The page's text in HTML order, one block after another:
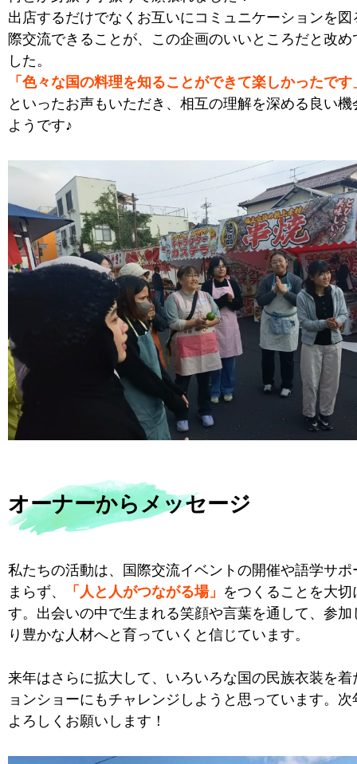
出店するだけでなくお互いにコミュニケーションを図
際交流できることが、この企画のいいところだと改め
した。
「色々な国の料理を知ることができて楽しかったです
といったお声もいただき、相互の理解を深める良い機
ようです♪
オーナーからメッセージ
私たちの活動は、国際交流イベントの開催や語学サポ
まらず、
「人と人がつながる場」 をつくることを大切
す。出会いの中で生まれる笑顔や言葉を通して、参加
り豊かな人材へと育っていくと信じています。
来年はさらに拡大して、いろいろな国の民族衣装を着
ョンショーにもチャレンジしようと思っています。次
よろしくお願いします！